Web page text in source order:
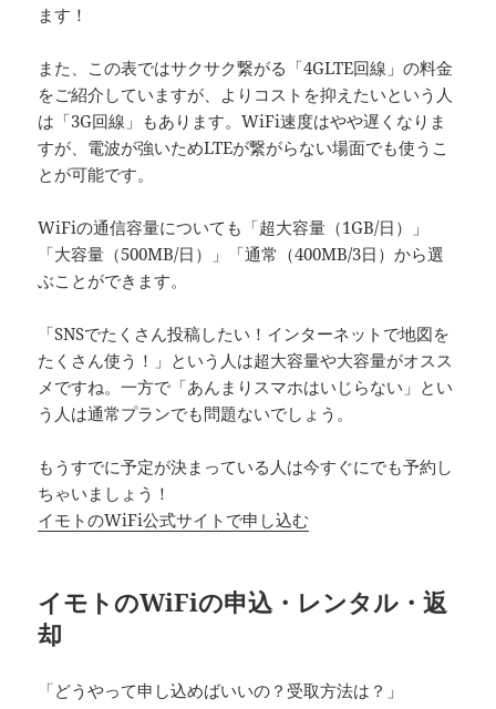
ます！
また、この表ではサクサク繋がる「4GLTE回線」の料金
をご紹介していますが、よりコストを抑えたいという人
は「3G回線」もあります。WiFi速度はやや遅くなりま
すが、電波が強いためLTEが繋がらない場面でも使うこ
とが可能です。
WiFiの通信容量についても「超大容量（1GB/日）」
「大容量（500MB/日）」「通常（400MB/3日）から選
ぶことができます。
「SNSでたくさん投稿したい！インターネットで地図を
たくさん使う！」という人は超大容量や大容量がオスス
メですね。一方で「あんまりスマホはいじらない」とい
う人は通常プランでも問題ないでしょう。
もうすでに予定が決まっている人は今すぐにでも予約し
ちゃいましょう！
イモトのWiFi公式サイトで申し込む
イモトのWiFiの申込・レンタル・返
却
「どうやって申し込めばいいの？受取方法は？」